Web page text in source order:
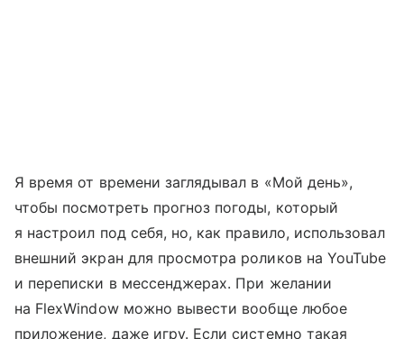
Я время от времени заглядывал в «Мой день»,
чтобы посмотреть прогноз погоды, который
я настроил под себя, но, как правило, использовал
внешний экран для просмотра роликов на YouTube
и переписки в мессенджерах. При желании
на FlexWindow можно вывести вообще любое
приложение, даже игру. Если системно такая